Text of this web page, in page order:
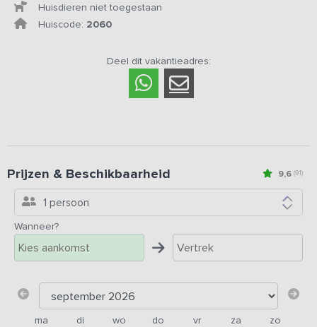
Huisdieren niet toegestaan
Huiscode: 2060
Deel dit vakantieadres:
9,6 (91)
Prijzen & Beschikbaarheid
1 persoon
Wanneer?
ma di wo do vr za zo